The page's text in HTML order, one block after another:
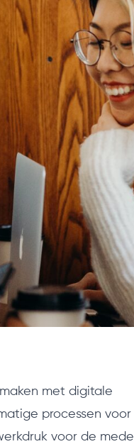
met digitale
processen voor
voor de